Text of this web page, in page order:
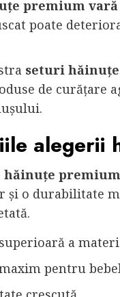
premium vară
poate
seturi
de curățare
alegerii
hăinuțe
și o durabilitate
a
pentru